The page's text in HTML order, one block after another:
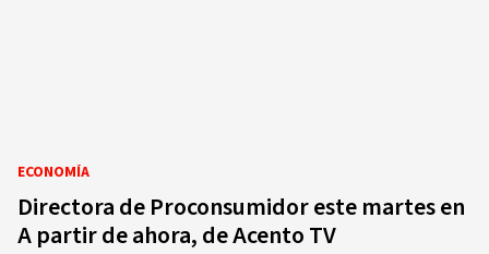
ECONOMÍA
Directora de Proconsumidor este martes en
A partir de ahora, de Acento TV